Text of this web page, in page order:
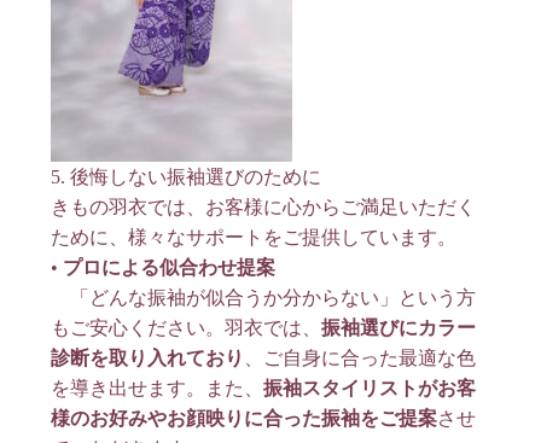
5. 後悔しない振袖選びのために
きもの羽衣では、お客様に心からご満足いただく
ために、様々なサポートをご提供しています。
• プロによる似合わせ提案
「どんな振袖が似合うか分からない」という方
もご安心ください。羽衣では、振袖選びにカラー
診断を取り入れており
、ご自身に合った最適な色
を導き出せます。また、振袖スタイリストがお客
様のお好みやお顔映りに合った振袖をご提案させ